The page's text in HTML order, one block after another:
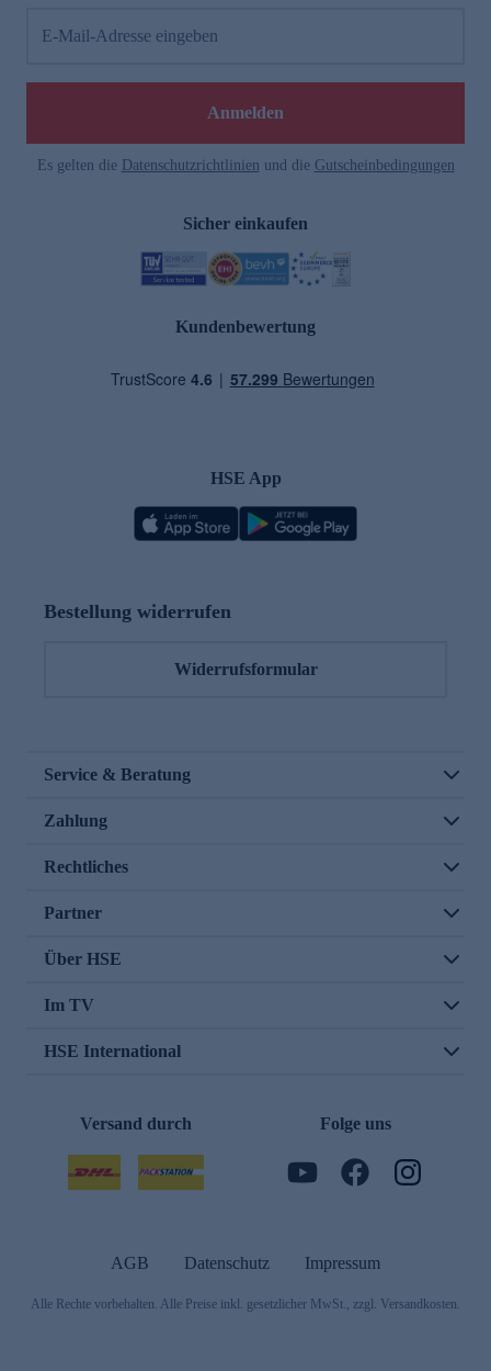
E-Mail-Adresse eingeben
Anmelden
Es gelten die Datenschutzrichtlinien und die Gutscheinbedingungen
Sicher einkaufen
Kundenbewertung
HSE App
Bestellung widerrufen
Widerrufsformular
Service & Beratung
Zahlung
Rechtliches
Partner
Über HSE
Im TV
HSE International
Versand durch Folge uns
AGB Datenschutz Impressum
Alle Rechte vorbehalten. Alle Preise inkl. gesetzlicher MwSt., zzgl. Versandkosten.